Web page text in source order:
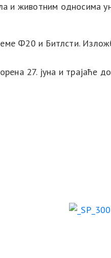
и животним односима
Ф20 и Битлсти.
27. јуна и трајаће